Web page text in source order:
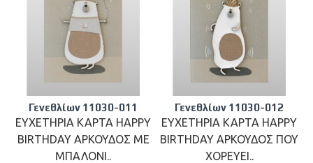
Γενεθλίων 11030-011
ΕΥΧΕΤΗΡΙΑ ΚΑΡΤΑ HAPPY
BIRTHDAY ΑΡΚΟΥΔΟΣ ΜΕ
ΜΠΑΛΟΝΙ..
Γενεθλίων 11030-012
ΕΥΧΕΤΗΡΙΑ ΚΑΡΤΑ HAPPY
BIRTHDAY ΑΡΚΟΥΔΟΣ ΠΟΥ
ΧΟΡΕΥΕΙ..